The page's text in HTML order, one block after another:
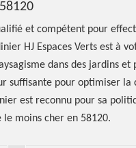
58120
et compétent pour
HJ Espaces Verts est à
dans des jardins et
suffisante pour optimiser la
est reconnu pour sa
le moins cher en 58120.